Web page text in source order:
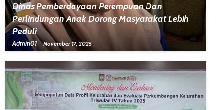
Dinas Pemberdayaan Perempuan Dan
Perlindungan Anak Dorong Masyarakat Lebih
Peduli
Admin01 November 17, 2025